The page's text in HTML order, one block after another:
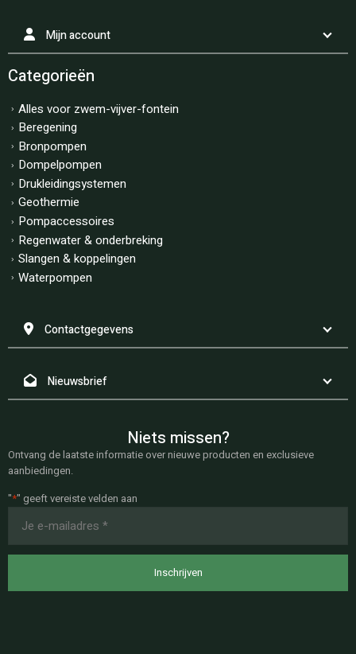
Mijn account
Categorieën
Alles voor zwem-vijver-fontein
Beregening
Bronpompen
Dompelpompen
Drukleidingsystemen
Geothermie
Pompaccessoires
Regenwater & onderbreking
Slangen & koppelingen
Waterpompen
Contactgegevens
Nieuwsbrief
Niets missen?
Ontvang de laatste informatie over nieuwe producten en exclusieve
aanbiedingen.
"*" geeft vereiste velden aan
mailadres
*